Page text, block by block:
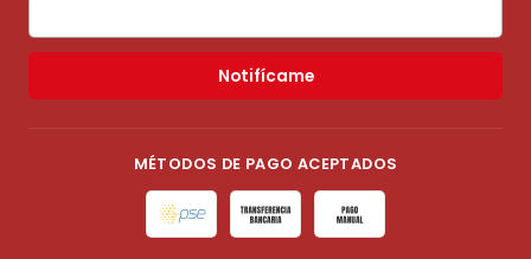
Notifícame
MÉTODOS DE PAGO ACEPTADOS